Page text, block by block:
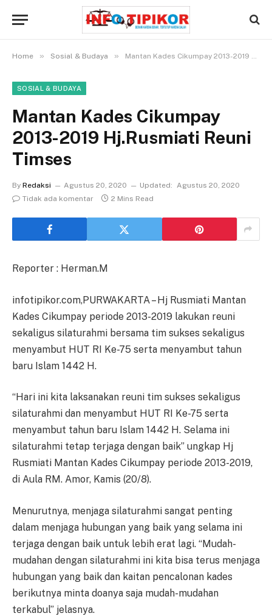
Home » Sosial & Budaya » Mantan Kades Cikumpay 2013-2019 Hj.Rusmiati Reuni Timses
SOSIAL & BUDAYA
Mantan Kades Cikumpay
2013-2019 Hj.Rusmiati Reuni
Timses
By Redaksi Agustus 20, 2020 Updated: Agustus 20, 2020
Tidak ada komentar
2 Mins Read
Reporter : Herman.M
infotipikor.com,PURWAKARTA – Hj Rusmiati Mantan
Kades Cikumpay periode 2013-2019 lakukan reuni
sekaligus silaturahmi bersama tim sukses sekaligus
menyambut HUT RI Ke-75 serta menyambut tahun
baru Islam 1442 H.
“Hari ini kita laksanakan reuni tim sukses sekaligus
silaturahmi dan menyambut HUT RI Ke-75 serta
menyambut tahun baru Islam 1442 H. Selama ini
silaturahmi tetap terjaga dengan baik” ungkap Hj
Rusmiati Mantan Kades Cikumpay periode 2013-2019,
di Aula RM. Amor, Kamis (20/8).
Menurutnya, menjaga silaturahmi sangat penting
dalam menjaga hubungan yang baik yang selama ini
terjaga dengan baik untuk lebih erat lagi. “Mudah-
mudahan dengan silaturahmi ini kita bisa terus menjaga
hubungan yang baik dan kaitan pencalonan kades
berikutnya minta doanya saja mudah-mudahan
terkabul” jelasnya.